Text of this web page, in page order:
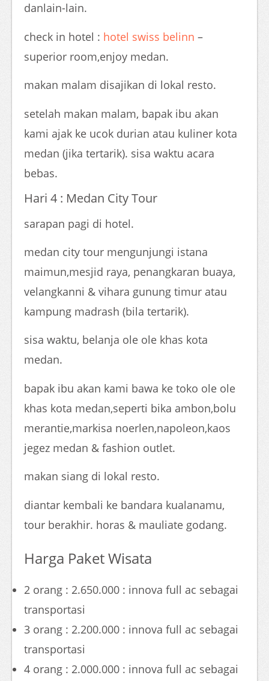
danlain-lain.
check in hotel : hotel swiss belinn –
superior room,enjoy medan.
makan malam disajikan di lokal resto.
setelah makan malam, bapak ibu akan
kami ajak ke ucok durian atau kuliner kota
medan (jika tertarik). sisa waktu acara
bebas.
Hari 4 : Medan City Tour
sarapan pagi di hotel.
medan city tour mengunjungi istana
maimun,mesjid raya, penangkaran buaya,
velangkanni & vihara gunung timur atau
kampung madrash (bila tertarik).
sisa waktu, belanja ole ole khas kota
medan.
bapak ibu akan kami bawa ke toko ole ole
khas kota medan,seperti bika ambon,bolu
merantie,markisa noerlen,napoleon,kaos
jegez medan & fashion outlet.
makan siang di lokal resto.
diantar kembali ke bandara kualanamu,
tour berakhir. horas & mauliate godang.
Harga Paket Wisata
2 orang : 2.650.000 : innova full ac sebagai
transportasi
3 orang : 2.200.000 : innova full ac sebagai
transportasi
4 orang : 2.000.000 : innova full ac sebagai